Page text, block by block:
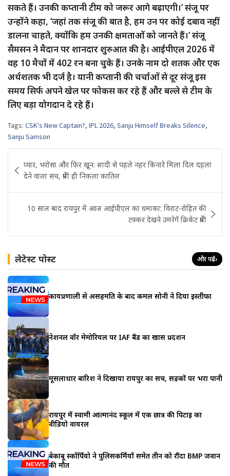
सकते हैं। उनकी कप्तानी टीम को जरूर आगे बढ़ाएगी।’ संजू पर
उन्होंने कहा, ‘जहां तक संजू की बात है, हम उन पर कोई दबाव नहीं
डालना चाहते, क्योंकि हम उनकी क्षमताओं को जानते हैं।’ संजू
सैमसन ने मैदान पर शानदार शुरुआत की है। आईपीएल 2026 में
वह 10 मैचों में 402 रन बना चुके हैं। उनके नाम दो शतक और एक
अर्धशतक भी दर्ज है। यानी कप्तानी की चर्चाओं से दूर संजू इस
समय सिर्फ अपने खेल पर फोकस कर रहे हैं और बल्ले से टीम के
लिए बड़ा योगदान दे रहे हैं।
Tags: CSK's New Captain?, IPL 2026, Sanju Himself Breaks Silence,
Sanju Samson
navigation
प्यार, भरोसा और फिर खून: शादी से पहले नहर किनारे मिला दिल दहला
देने वाला सच, प्रेमी ही निकला कातिल
10 साल बाद रायपुर में आज आईपीएल का धमाका: विराट-रोहित की
टक्कर देखने उमरेगें क्रिकेट प्रेमी
लेटेस्ट पोस्ट और पढ़ें›
कार्यप्रणाली से असहमति के बाद कमल सोनी ने दिया इस्तीफा
नेशनल वॉर मेमोरियल पर IAF बैंड का खास प्रदर्शन
मूसलाधार बारिश ने दिखाया रायपुर का सच, सड़कों पर भरा पानी
रायपुर में स्वामी आत्मानंद स्कूल में एक छात्र की पिटाई का
वीडियो वायरल
बेकाबू स्कॉर्पियो ने पुलिसकर्मियों समेत तीन को रौंदा BMP जवान
की मौत